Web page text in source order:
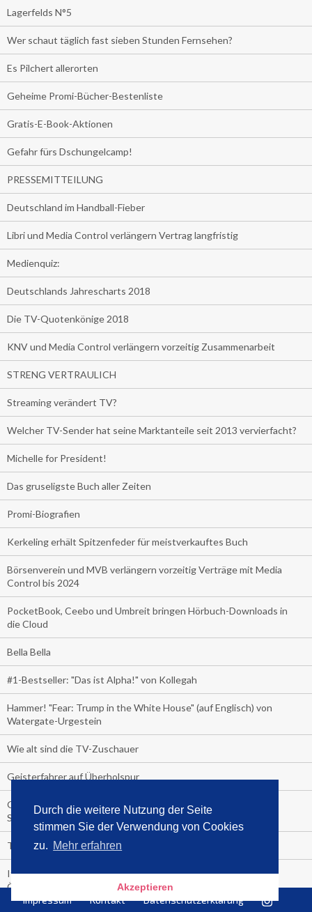
Durch die weitere Nutzung der Seite
stimmen Sie der Verwendung von Cookies
zu. Mehr erfahren
Akzeptieren
Lagerfelds N°5
Wer schaut täglich fast sieben Stunden Fernsehen?
Es Pilchert allerorten
Geheime Promi-Bücher-Bestenliste
Gratis-E-Book-Aktionen
Gefahr fürs Dschungelcamp!
PRESSEMITTEILUNG
Deutschland im Handball-Fieber
Libri und Media Control verlängern Vertrag langfristig
Medienquiz:
Deutschlands Jahrescharts 2018
Die TV-Quotenkönige 2018
KNV und Media Control verlängern vorzeitig Zusammenarbeit
STRENG VERTRAULICH
Streaming verändert TV?
Welcher TV-Sender hat seine Marktanteile seit 2013 vervierfacht?
Michelle for President!
Das gruseligste Buch aller Zeiten
Promi-Biografien
Kerkeling erhält Spitzenfeder für meistverkauftes Buch
Börsenverein und MVB verlängern vorzeitig Verträge mit Media
Control bis 2024
PocketBook, Ceebo und Umbreit bringen Hörbuch-Downloads in
die Cloud
Bella Bella
#1-Bestseller: "Das ist Alpha!" von Kollegah
Hammer! "Fear: Trump in the White House" (auf Englisch) von
Watergate-Urgestein
Wie alt sind die TV-Zuschauer
Geisterfahrer auf Überholspur
Gegen Einsamkeit: Single-Haushalte schauen täglich fast 6
Stunden TV
TV-Quote:
Italienisches Kochbuch schießt auf Nummer 1 in Deutschland,
Österreich und Schweiz
Impressum Kontakt Datenschutzerklärung